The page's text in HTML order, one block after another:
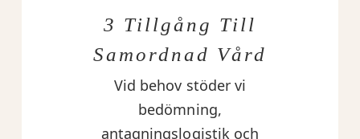
3 Tillgång Till
Samordnad Vård
Vid behov stöder vi
bedömning,
antagningslogistik och